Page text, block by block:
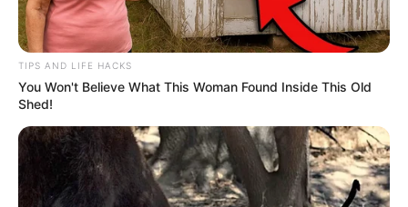
TIPS AND LIFE HACKS
You Won't Believe What This Woman Found Inside This Old
Shed!